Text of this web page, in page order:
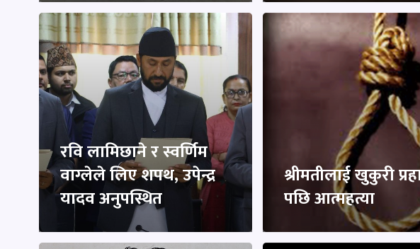
रवि लामिछाने र स्वर्णिम
वाग्लेले लिए शपथ, उपेन्द्र
यादव अनुपस्थित
श्रीमतीलाई खुकुरी
पछि आत्महत्या